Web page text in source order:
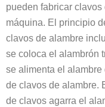
pueden fabricar
máquina. El principio
clavos de alambre
se coloca el alambrón
se alimenta el
de clavos de alambre.
de clavos agarra el